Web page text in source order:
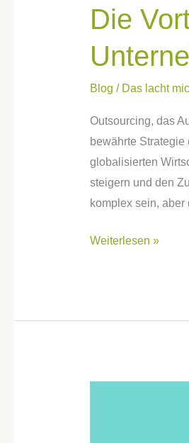
Die
Blog / Das lacht
Outsourcing, das
bewährte
globalisierten
steigern und den
komplex sein,
Weiterlesen »